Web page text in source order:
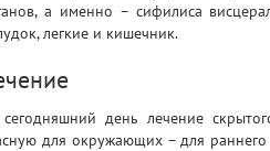
а именно – сифилиса
легкие и кишечник.
день лечение
для окружающих – для